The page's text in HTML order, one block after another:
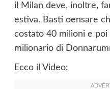
il Milan deve, inoltre,
estiva. Basti oensare
costato 40 milioni e poi
milionario di
Ecco il Video: